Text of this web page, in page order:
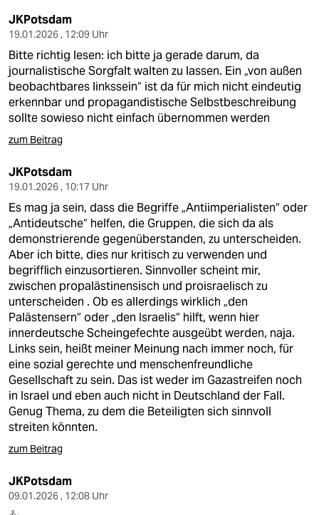
JKPotsdam
19.01.2026 , 12:09 Uhr
Bitte richtig lesen: ich bitte ja gerade darum, da
journalistische Sorgfalt walten zu lassen. Ein „von außen
beobachtbares linkssein“ ist da für mich nicht eindeutig
erkennbar und propagandistische Selbstbeschreibung
sollte sowieso nicht einfach übernommen werden
zum Beitrag
JKPotsdam
19.01.2026 , 10:17 Uhr
Es mag ja sein, dass die Begriffe „Antiimperialisten“ oder
„Antideutsche“ helfen, die Gruppen, die sich da als
demonstrierende gegenüberstanden, zu unterscheiden.
Aber ich bitte, dies nur kritisch zu verwenden und
begrifflich einzusortieren. Sinnvoller scheint mir,
zwischen propalästinensisch und proisraelisch zu
unterscheiden . Ob es allerdings wirklich „den
Palästensern“ oder „den Israelis“ hilft, wenn hier
innerdeutsche Scheingefechte ausgeübt werden, naja.
Links sein, heißt meiner Meinung nach immer noch, für
eine sozial gerechte und menschenfreundliche
Gesellschaft zu sein. Das ist weder im Gazastreifen noch
in Israel und eben auch nicht in Deutschland der Fall.
Genug Thema, zu dem die Beteiligten sich sinnvoll
streiten könnten.
zum Beitrag
JKPotsdam
09.01.2026 , 12:08 Uhr